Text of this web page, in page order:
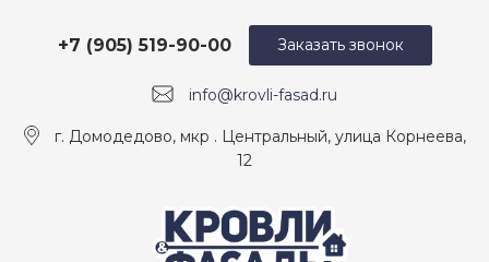
info@krovli-fasad.ru
+7 (905) 519-90-00
г. Домодедово, мкр . Центральный, улица Корнеева,
12
Заказать звонок